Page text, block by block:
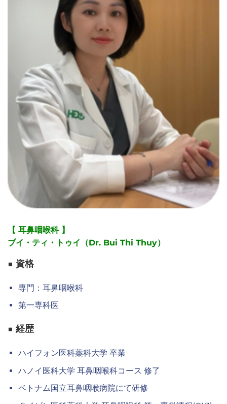
【 耳鼻咽喉科 】
ブイ・ティ・トゥイ（Dr. Bui Thi Thuy）
■ 資格
専門：耳鼻咽喉科
第一専科医
■ 経歴
ハイフォン医科薬科大学 卒業
ハノイ医科大学 耳鼻咽喉科コース 修了
ベトナム国立耳鼻咽喉病院にて研修